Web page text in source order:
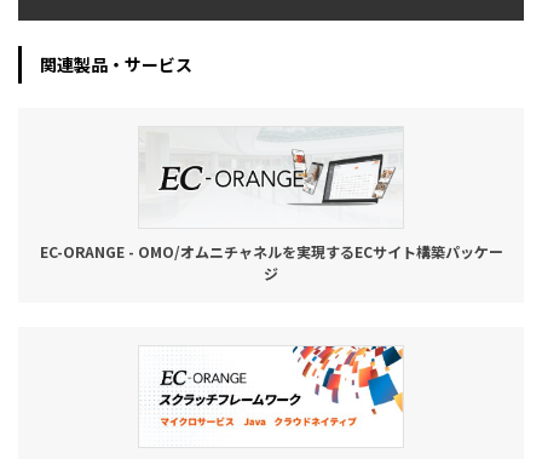
関連製品・サービス
EC-ORANGE - OMO/オムニチャネルを実現するECサイト構築パッケー
ジ